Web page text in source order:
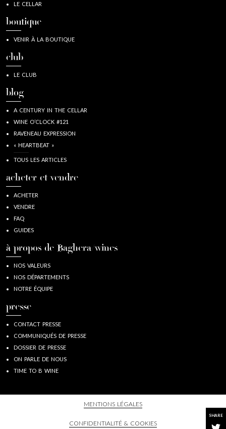
SHARE
LE CELLAR
boutique
VENIR À LA BOUTIQUE
club
LE CLUB
blog
A CENTURY IN THE CELLAR
WINE O’CLOCK #121
RAVENEAU EXPRESSION
« HEARTBEAT »
TOUS LES ARTICLES
acheter et vendre
ACHETER
VENDRE
FAQ
GUIDES
à propos de Baghera/wines
NOS VALEURS
NOS DÉPARTEMENTS
NOTRE ÉQUIPE
presse
CONTACT PRESSE
COMMUNIQUÉS DE PRESSE
DOSSIER DE PRESSE
ON PARLE DE NOUS
TIME TO B WINE
MENTIONS LÉGALES
CONFIDENTIALITÉ & COOKIES